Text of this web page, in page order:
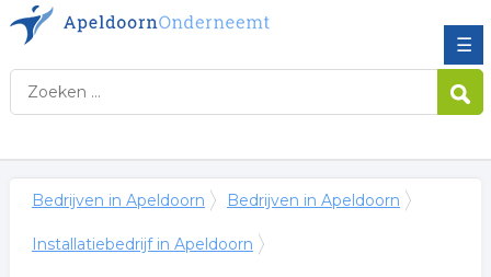
☰
Bedrijven in Apeldoorn Bedrijven in Apeldoorn
Installatiebedrijf in Apeldoorn